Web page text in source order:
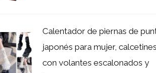
Calentador de piernas de
japonés para mujer, calcetines
con volantes escalonados y